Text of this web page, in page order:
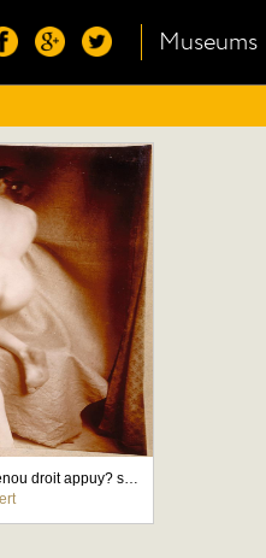
Museums
Femme nue de dos, genou droit appuy? sur un tabouret